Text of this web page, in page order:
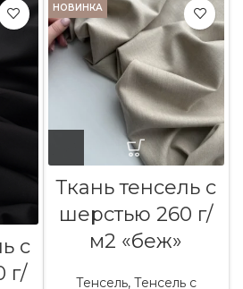
с
г/
НОВИНКА
Ткань тенсель с
шерстью 260 г/
м2 «беж»
Тенсель, Тенсель с